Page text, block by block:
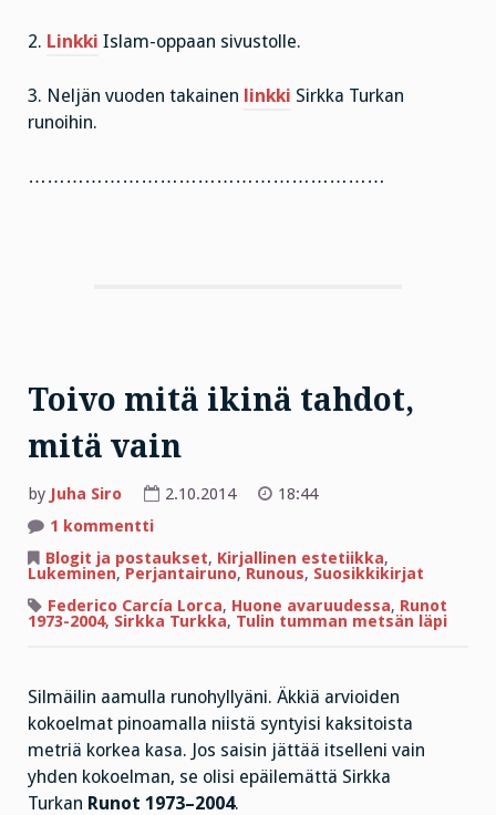
2. Linkki Islam-oppaan sivustolle.
3. Neljän vuoden takainen linkki Sirkka Turkan
runoihin.
…………………………………………………
Toivo mitä ikinä tahdot,
mitä vain
by Juha Siro 2.10.2014
18:44
1 kommenttiartikkeliin
mitä
ikinä
tahdot,
mitä
vain
Blogit ja postaukset, Kirjallinen estetiikka,
Lukeminen, Perjantairuno, Runous, Suosikkikirjat
Federico Carcía Lorca, Huone avaruudessa, Runot
1973-2004, Sirkka Turkka, Tulin tumman metsän läpi
Silmäilin aamulla runohyllyäni. Äkkiä arvioiden
kokoelmat pinoamalla niistä syntyisi kaksitoista
metriä korkea kasa. Jos saisin jättää itselleni vain
yhden kokoelman, se olisi epäilemättä Sirkka
Turkan Runot 1973–2004.